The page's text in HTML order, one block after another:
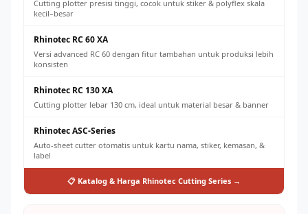
Cutting plotter presisi tinggi, cocok untuk stiker & polyflex skala
kecil–besar
Rhinotec RC 60 XA
Versi advanced RC 60 dengan fitur tambahan untuk produksi lebih
konsisten
Rhinotec RC 130 XA
Cutting plotter lebar 130 cm, ideal untuk material besar & banner
Rhinotec ASC-Series
Auto-sheet cutter otomatis untuk kartu nama, stiker, kemasan, &
label
📋 Katalog & Harga Rhinotec Cutting Series →